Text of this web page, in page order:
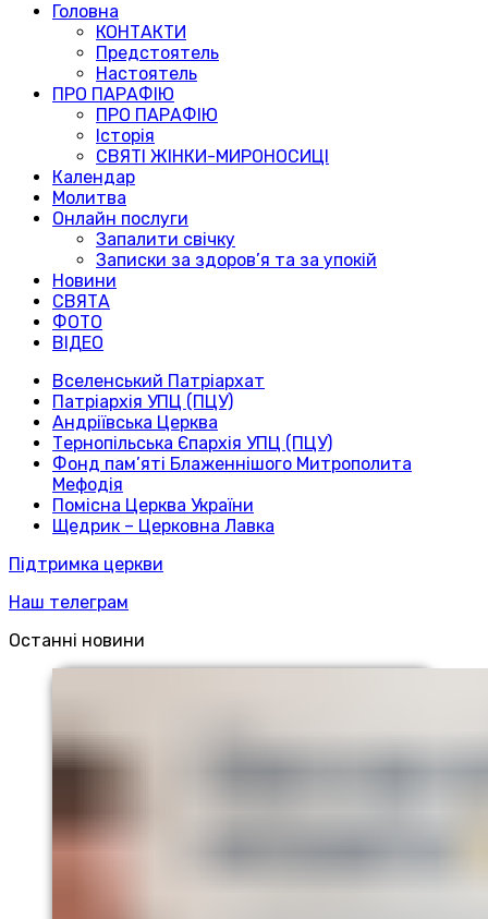
Головна
КОНТАКТИ
Предстоятель
Настоятель
ПРО ПАРАФІЮ
ПРО ПАРАФІЮ
Історія
СВЯТІ ЖІНКИ-МИРОНОСИЦІ
Календар
Молитва
Онлайн послуги
Запалити свічку
Записки за здоров’я та за упокій
Новини
СВЯТА
ФОТО
ВІДЕО
Вселенський Патріархат
Патріархія УПЦ (ПЦУ)
Андріївська Церква
Тернопільська Єпархія УПЦ (ПЦУ)
Фонд пам’яті Блаженнішого Митрополита
Мефодія
Помісна Церква України
Щедрик – Церковна Лавка
Підтримка церкви
Наш телеграм
Останні новини